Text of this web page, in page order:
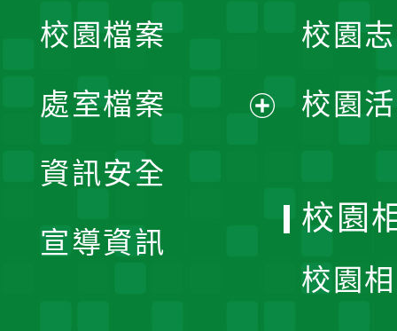
單
校園檔案
處室檔案
資訊安全
宣導資訊
校園
校園
校園
校園